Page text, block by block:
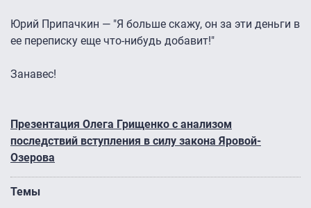
Юрий Припачкин — "Я больше скажу, он за эти деньги в
ее переписку еще что-нибудь добавит!"
Занавес!
Презентация Олега Грищенко с анализом
последствий вступления в силу закона Яровой-
Озерова
Темы